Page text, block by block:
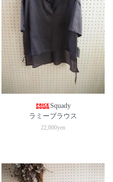
Squady
ラミーブラウス
22,000yen